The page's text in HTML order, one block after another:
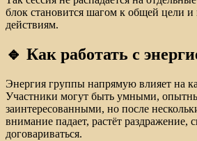
блок становится шагом к общей цели
действиям.
🔹 Как работать с
Энергия группы напрямую влияет на
Участники могут быть умными,
заинтересованными, но после
внимание падает, растёт раздражение,
договариваться.